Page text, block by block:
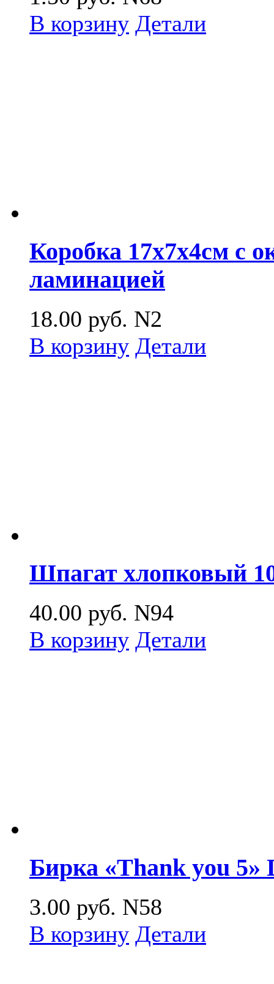
В корзину Детали
Коробка 17x7x4см с
ламинацией
18.00 руб. N2
В корзину Детали
Шпагат хлопковый
40.00 руб. N94
В корзину Детали
Бирка «Thank you 5»
3.00 руб. N58
В корзину Детали